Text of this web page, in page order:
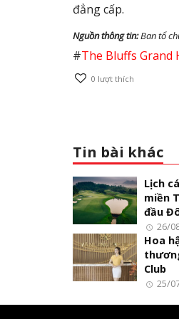
đẳng cấp.
Nguồn thông tin:Ban tổ
#The Bluffs Grand
0 lượt thích
Tin bài khác
Lịch
miền
đầu
26/
Hoa
Club
25/